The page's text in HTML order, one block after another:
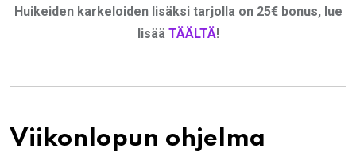
Huikeiden karkeloiden lisäksi tarjolla on 25€ bonus, lue
lisää TÄÄLTÄ!
Viikonlopun ohjelma